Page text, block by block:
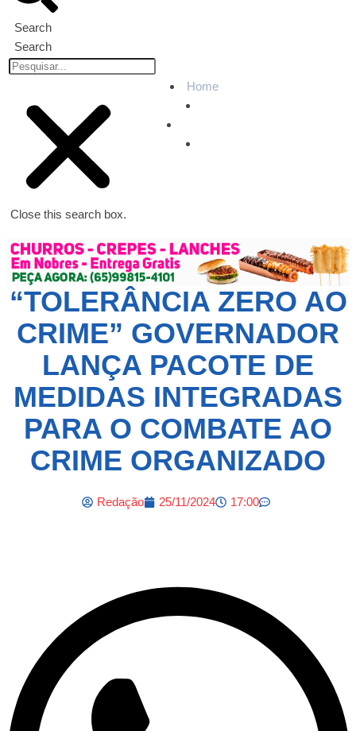
Search
Search
Close this search box.
Home
“TOLERÂNCIA ZERO AO CRIME” GOVERNADOR
LANÇA PACOTE DE MEDIDAS INTEGRADAS PARA O
“TOLERÂNCIA ZERO AO
CRIME” GOVERNADOR
LANÇA PACOTE DE
MEDIDAS INTEGRADAS
PARA O COMBATE AO
CRIME ORGANIZADO
Redação 25/11/2024 17:00